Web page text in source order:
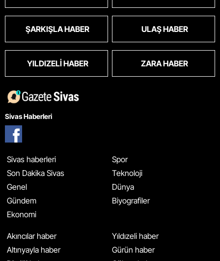
ŞARKIŞLA HABER ULAŞ HABER
YILDIZELI HABER ZARA HABER
Sivas Haberleri
Sivas haberleri
Son Dakika Sivas
Genel
Gündem
Ekonomi
Spor
Teknoloji
Dünya
Biyografiler
Akıncılar haber
Altınyayla haber
Yıldızeli haber
Gürün haber